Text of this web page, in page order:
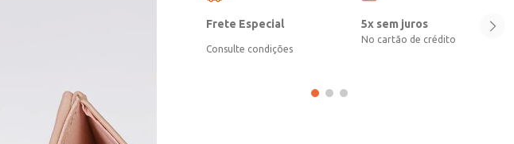
Frete Especial
Consulte condições
5x sem juros
No cartão de crédito